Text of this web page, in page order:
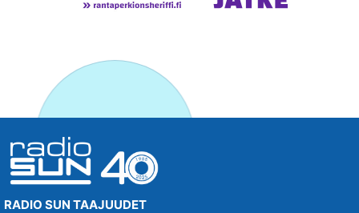
RADIO SUN TAAJUUDET